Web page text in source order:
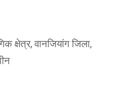
क्षेत्र, वानजियांग जिला,